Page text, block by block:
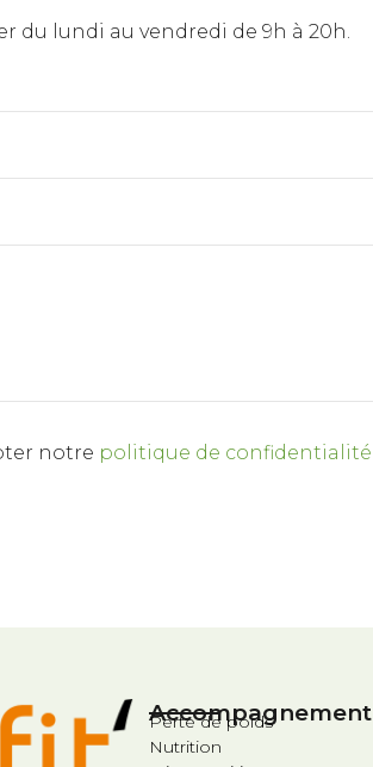
du lundi au vendredi de 9h à 20h.
notre politique de confidentialité
Accompagnement
Perte de poids
Nutrition